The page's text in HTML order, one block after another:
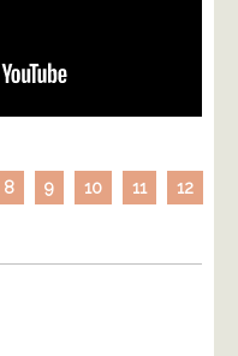
8 9 10 11 12